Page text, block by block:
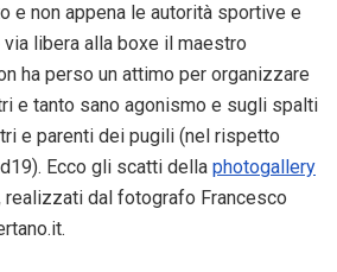
e non appena le autorità sportive e
libera alla boxe il maestro
ha perso un attimo per organizzare
e tanto sano agonismo e sugli spalti
e parenti dei pugili (nel rispetto
Ecco gli scatti della photogallery
dal fotografo Francesco